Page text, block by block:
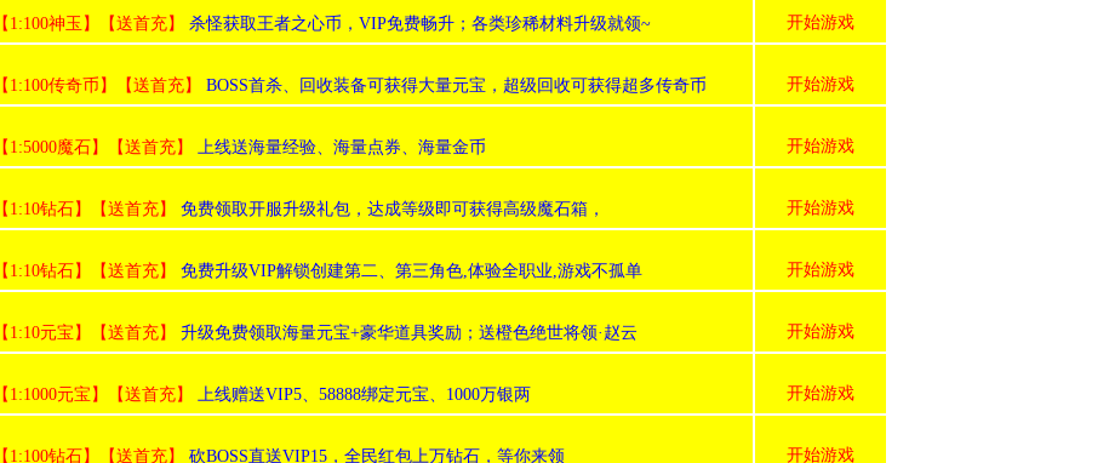
【1:100神玉】【送首充】 杀怪获取王者之心币，VIP免费畅升；各类珍稀材料升级就领~ 开始游戏
【1:100传奇币】【送首充】 BOSS首杀、回收装备可获得大量元宝，超级回收可获得超多传奇币 开始游戏
【1:5000魔石】【送首充】 上线送海量经验、海量点券、海量金币 开始游戏
【1:10钻石】【送首充】 免费领取开服升级礼包，达成等级即可获得高级魔石箱， 开始游戏
【1:10钻石】【送首充】 免费升级VIP解锁创建第二、第三角色,体验全职业,游戏不孤单 开始游戏
【1:10元宝】【送首充】 升级免费领取海量元宝+豪华道具奖励；送橙色绝世将领·赵云 开始游戏
【1:1000元宝】【送首充】 上线赠送VIP5、58888绑定元宝、1000万银两 开始游戏
【1:100钻石】【送首充】 砍BOSS直送VIP15，全民红包上万钻石，等你来领 开始游戏